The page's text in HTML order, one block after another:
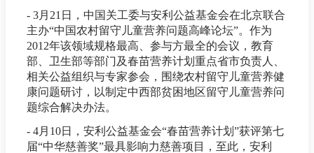
- 3月21日，中国关工委与安利公益基金会在北京联合
主办“中国农村留守儿童营养问题高峰论坛”。作为
2012年该领域规格最高、参与方最全的会议，教育
部、卫生部等部门及春苗营养计划重点省市负责人、
相关公益组织与专家参会，围绕农村留守儿童营养健
康问题研讨，以制定中西部贫困地区留守儿童营养问
题综合解决办法。
- 4月10日，安利公益基金会“春苗营养计划”获评第七
届“中华慈善奖”最具影响力慈善项目，至此，安利